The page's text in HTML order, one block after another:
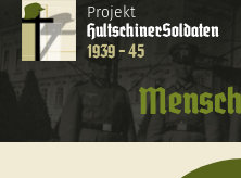
Projekt
HultschinerSoldaten
1939 - 45